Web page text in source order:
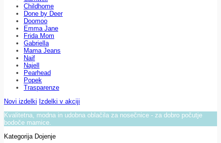
Childhome
Done by Deer
Doomoo
Emma Jane
Frida Mom
Gabriella
Mama Jeans
Naif
Najell
Pearhead
Popek
Trasparenze
Novi izdelki Izdelki v akciji
Kvalitetna, modna in udobna oblačila za nosečnice - za dobro počutje
bodoče mamice.
Kategorija Dojenje